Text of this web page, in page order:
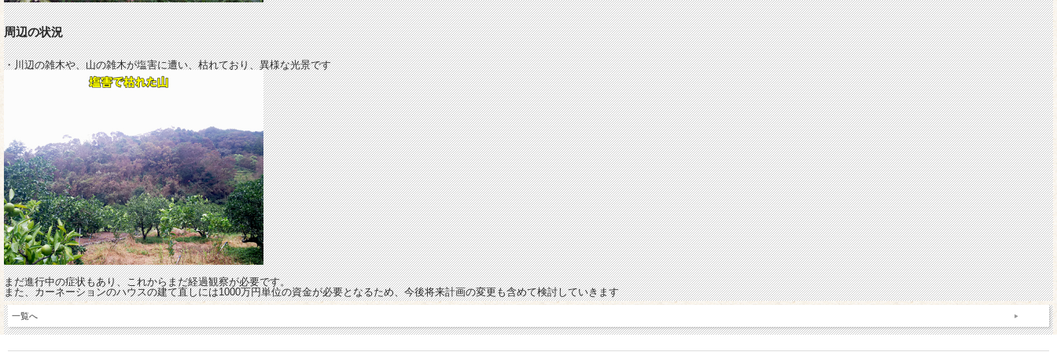
周辺の状況
・川辺の雑木や、山の雑木が塩害に遭い、枯れており、異様な光景です
まだ進行中の症状もあり、これからまだ経過観察が必要です。
また、カーネーションのハウスの建て直しには1000万円単位の資金が必要となるため、今後将来計画の変更も含めて検討していきます
一覧へ